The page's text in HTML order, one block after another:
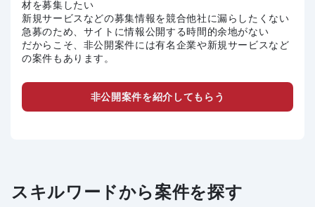
材を募集したい
新規サービスなどの募集情報を競合他社に漏らしたくない
急募のため、サイトに情報公開する時間的余地がない
だからこそ、非公開案件には有名企業や新規サービスなど
の案件もあります。
非公開案件を紹介してもらう
スキルワードから案件を探す